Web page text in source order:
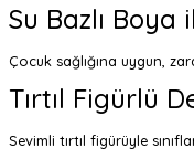
Su Bazlı
Çocuk sağlığına uygun,
Tırtıl Figürlü
Sevimli tırtıl figürüyle